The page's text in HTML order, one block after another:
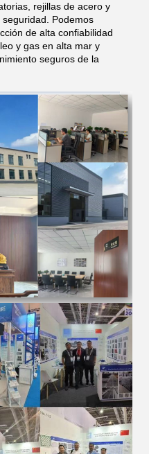
rejillas de acero y
Podemos
de alta confiabilidad
y gas en alta mar y
seguros de la